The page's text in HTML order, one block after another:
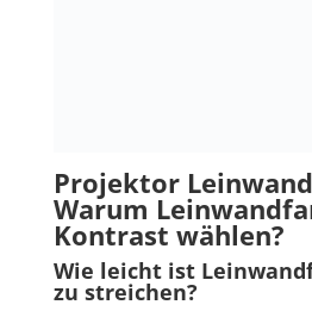
Projektor
Warum
Kontrast wählen?
Wie leicht ist
zu streichen?